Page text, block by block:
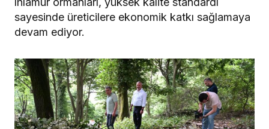
sayesinde üreticilere ekonomik katkı sağlamaya
devam ediyor.